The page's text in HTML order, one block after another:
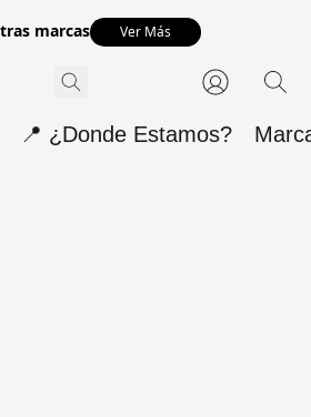
marcas Ver Más
📍 ¿Donde Estamos?